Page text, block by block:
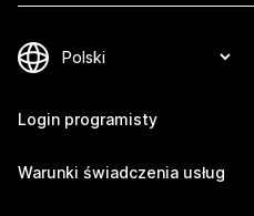
Login programisty
Warunki świadczenia usług